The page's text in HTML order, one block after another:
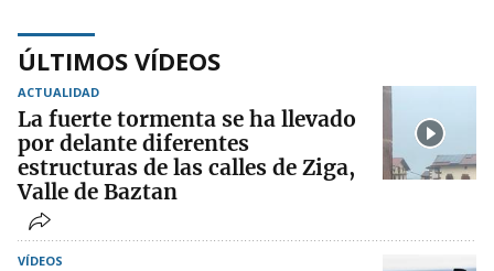
ÚLTIMOS VÍDEOS
ACTUALIDAD
La fuerte tormenta se ha llevado
por delante diferentes
estructuras de las calles de Ziga,
Valle de Baztan
VÍDEOS